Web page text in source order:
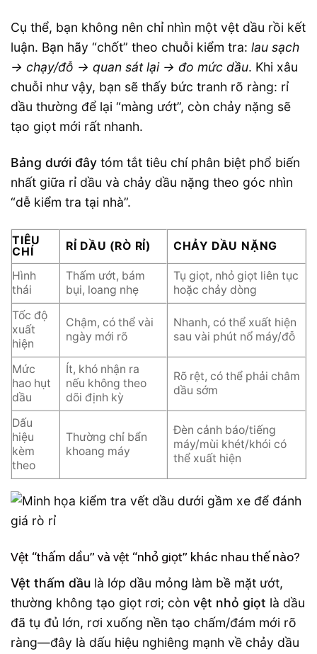
Cụ thể, bạn không nên chỉ nhìn một vệt dầu rồi kết
luận. Bạn hãy “chốt” theo chuỗi kiểm tra: lau sạch
→ chạy/đỗ → quan sát lại → đo mức dầu. Khi xâu
chuỗi như vậy, bạn sẽ thấy bức tranh rõ ràng: rỉ
dầu thường để lại “màng ướt”, còn chảy nặng sẽ
tạo giọt mới rất nhanh.
Bảng dưới đây tóm tắt tiêu chí phân biệt phổ biến
nhất giữa rỉ dầu và chảy dầu nặng theo góc nhìn
“dễ kiểm tra tại nhà”.
TIÊU
CHÍ
RỈ DẦU (RÒ RỈ) CHẢY DẦU NẶNG
Hình
thái
Thấm ướt, bám
bụi, loang nhẹ
Tụ giọt, nhỏ giọt liên tục
hoặc chảy dòng
Tốc độ
xuất
hiện
Chậm, có thể vài
ngày mới rõ
Nhanh, có thể xuất hiện
sau vài phút nổ máy/đỗ
Mức
hao hụt
dầu
Ít, khó nhận ra
nếu không theo
dõi định kỳ
Rõ rệt, có thể phải châm
dầu sớm
Dấu
hiệu
kèm
theo
Thường chỉ bẩn
khoang máy
Đèn cảnh báo/tiếng
máy/mùi khét/khói có
thể xuất hiện
Vệt “thấm dầu” và vệt “nhỏ giọt” khác nhau thế nào?
Vệt thấm dầu là lớp dầu mỏng làm bề mặt ướt,
thường không tạo giọt rơi; còn vệt nhỏ giọt là dầu
đã tụ đủ lớn, rơi xuống nền tạo chấm/đám mới rõ
ràng—đây là dấu hiệu nghiêng mạnh về chảy dầu